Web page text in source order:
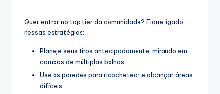
Quer entrar no top tier da comunidade? Fique ligado
nessas estratégias:
Planeje seus tiros antecipadamente, mirando em
combos de múltiplas bolhas
Use as paredes para ricochetear e alcançar áreas
difíceis